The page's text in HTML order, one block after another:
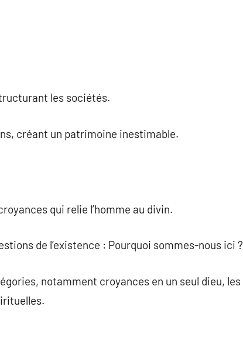
les sociétés.
créant un patrimoine inestimable.
qui relie l’homme au divin.
de l’existence : Pourquoi sommes-nous ici ?
notamment croyances en un seul dieu, les